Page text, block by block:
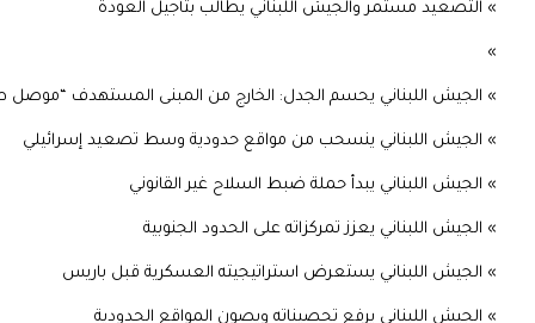
» التصعيد مستمر والجيش اللبناني يطالب بتأجيل العودة
»
» الجيش اللبناني يحسم الجدل: الخارج من المبنى المستهدف “موصل
» الجيش اللبناني ينسحب من مواقع حدودية وسط تصعيد إسرائيلي
» الجيش اللبناني يبدأ حملة ضبط السلاح غير القانوني
» الجيش اللبناني يعزز تمركزاته على الحدود الجنوبية
» الجيش اللبناني يستعرض استراتيجيته العسكرية قبل باريس
» الجيش اللبناني يرفع تحصيناته ويصون المواقع الحدودية